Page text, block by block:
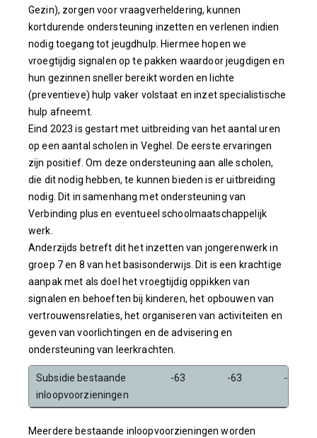
Gezin), zorgen voor vraagverheldering, kunnen
kortdurende ondersteuning inzetten en verlenen indien
nodig toegang tot jeugdhulp. Hiermee hopen we
vroegtijdig signalen op te pakken waardoor jeugdigen en
hun gezinnen sneller bereikt worden en lichte
(preventieve) hulp vaker volstaat en inzet specialistische
hulp afneemt.
Eind 2023 is gestart met uitbreiding van het aantal uren
op een aantal scholen in Veghel. De eerste ervaringen
zijn positief. Om deze ondersteuning aan alle scholen,
die dit nodig hebben, te kunnen bieden is er uitbreiding
nodig. Dit in samenhang met ondersteuning van
Verbinding plus en eventueel schoolmaatschappelijk
werk.
Anderzijds betreft dit het inzetten van jongerenwerk in
groep 7 en 8 van het basisonderwijs. Dit is een krachtige
aanpak met als doel het vroegtijdig oppikken van
signalen en behoeften bij kinderen, het opbouwen van
vertrouwensrelaties, het organiseren van activiteiten en
geven van voorlichtingen en de advisering en
ondersteuning van leerkrachten.
Subsidie bestaande
inloopvoorzieningen
-63 -63 -63
Meerdere bestaande inloopvoorzieningen worden